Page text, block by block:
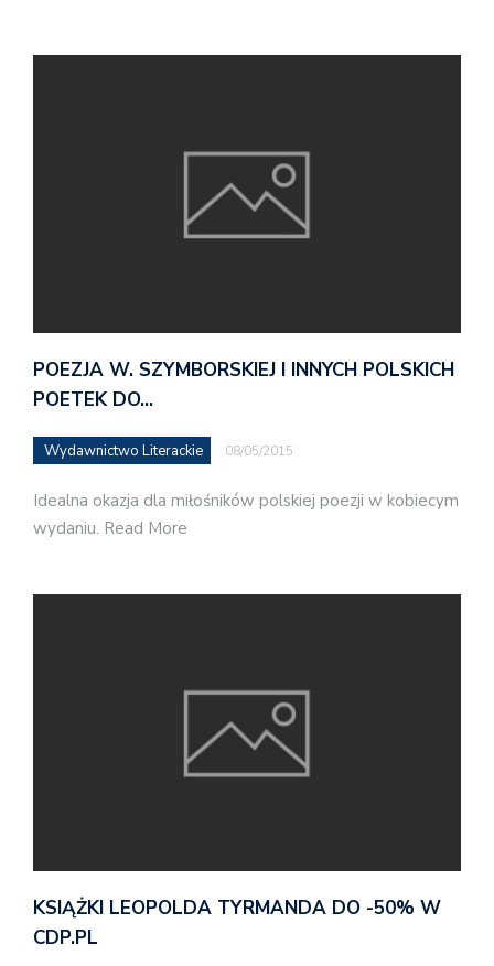
POEZJA W. SZYMBORSKIEJ I INNYCH POLSKICH
POETEK DO…
Wydawnictwo Literackie 08/05/2015
Idealna okazja dla miłośników polskiej poezji w kobiecym
wydaniu. Read More
KSIĄŻKI LEOPOLDA TYRMANDA DO -50% W
CDP.PL